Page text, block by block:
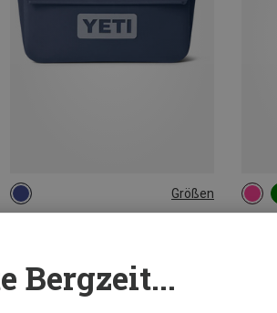
Größen
49,95 €
1L
Bergzeit...